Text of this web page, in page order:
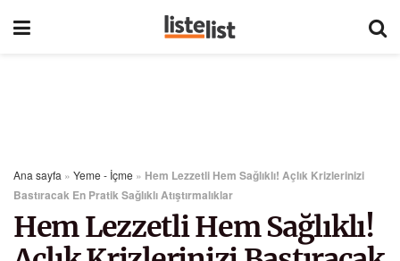
Ana sayfa » Yeme - İçme » Hem Lezzetli Hem Sağlıklı! Açlık Krizlerinizi
Bastıracak En Pratik Sağlıklı Atıştırmalıklar
Hem Lezzetli Hem Sağlıklı!